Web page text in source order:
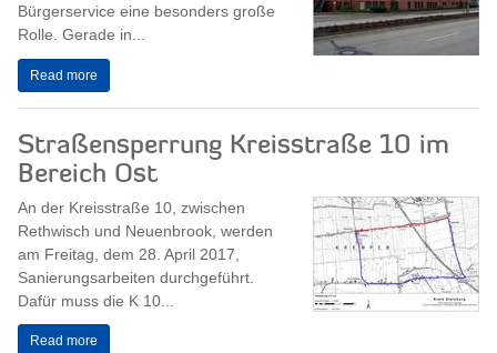
Bürgerservice eine besonders große
Rolle. Gerade in...
Read more
Straßensperrung Kreisstraße 10 im
Bereich Ost
An der Kreisstraße 10, zwischen
Rethwisch und Neuenbrook, werden
am Freitag, dem 28. April 2017,
Sanierungsarbeiten durchgeführt.
Dafür muss die K 10...
Read more